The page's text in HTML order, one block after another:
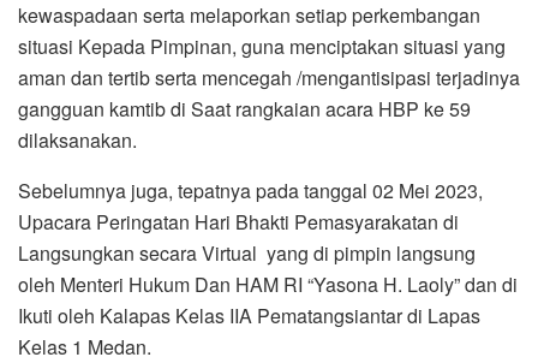
kewaspadaan serta melaporkan setiap perkembangan
situasi Kepada Pimpinan, guna menciptakan situasi yang
aman dan tertib serta mencegah /mengantisipasi terjadinya
gangguan kamtib di Saat rangkaian acara HBP ke 59
dilaksanakan.
Sebelumnya juga, tepatnya pada tanggal 02 Mei 2023,
Upacara Peringatan Hari Bhakti Pemasyarakatan di
Langsungkan secara Virtual yang di pimpin langsung
oleh Menteri Hukum Dan HAM RI “Yasona H. Laoly” dan di
Ikuti oleh Kalapas Kelas IIA Pematangsiantar di Lapas
Kelas 1 Medan.